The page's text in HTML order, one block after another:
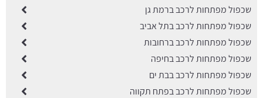
שכפול מפתחות לרכב ברמת גן
שכפול מפתחות לרכב בתל אביב
שכפול מפתחות לרכב ברחובות
שכפול מפתחות לרכב בחיפה
שכפול מפתחות לרכב בבת ים
שכפול מפתחות לרכב בפתח תקווה